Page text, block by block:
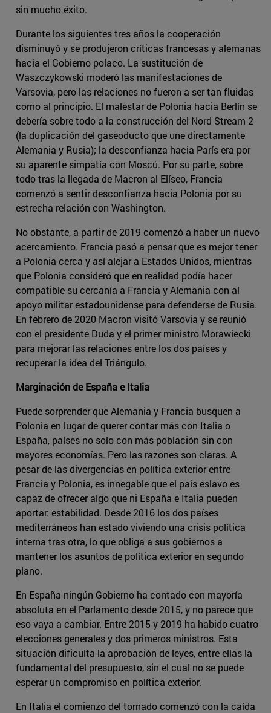
sin mucho éxito.
Durante los siguientes tres años la cooperación
disminuyó y se produjeron críticas francesas y alemanas
hacia el Gobierno polaco. La sustitución de
Waszczykowski moderó las manifestaciones de
Varsovia, pero las relaciones no fueron a ser tan fluidas
como al principio. El malestar de Polonia hacia Berlín se
debería sobre todo a la construcción del Nord Stream 2
(la duplicación del gaseoducto que une directamente
Alemania y Rusia); la desconfianza hacia París era por
su aparente simpatía con Moscú. Por su parte, sobre
todo tras la llegada de Macron al Elíseo, Francia
comenzó a sentir desconfianza hacia Polonia por su
estrecha relación con Washington.
No obstante, a partir de 2019 comenzó a haber un nuevo
acercamiento. Francia pasó a pensar que es mejor tener
a Polonia cerca y así alejar a Estados Unidos, mientras
que Polonia consideró que en realidad podía hacer
compatible su cercanía a Francia y Alemania con al
apoyo militar estadounidense para defenderse de Rusia.
En febrero de 2020 Macron visitó Varsovia y se reunió
con el presidente Duda y el primer ministro Morawiecki
para mejorar las relaciones entre los dos países y
recuperar la idea del Triángulo.
Marginación de España e Italia
Puede sorprender que Alemania y Francia busquen a
Polonia en lugar de querer contar más con Italia o
España, países no solo con más población sin con
mayores economías. Pero las razones son claras. A
pesar de las divergencias en política exterior entre
Francia y Polonia, es innegable que el país eslavo es
capaz de ofrecer algo que ni España e Italia pueden
aportar: estabilidad. Desde 2016 los dos países
mediterráneos han estado viviendo una crisis política
interna tras otra, lo que obliga a sus gobiernos a
mantener los asuntos de política exterior en segundo
plano.
En España ningún Gobierno ha contado con mayoría
absoluta en el Parlamento desde 2015, y no parece que
eso vaya a cambiar. Entre 2015 y 2019 ha habido cuatro
elecciones generales y dos primeros ministros. Esta
situación dificulta la aprobación de leyes, entre ellas la
fundamental del presupuesto, sin el cual no se puede
esperar un compromiso en política exterior.
En Italia el comienzo del tornado comenzó con la caída